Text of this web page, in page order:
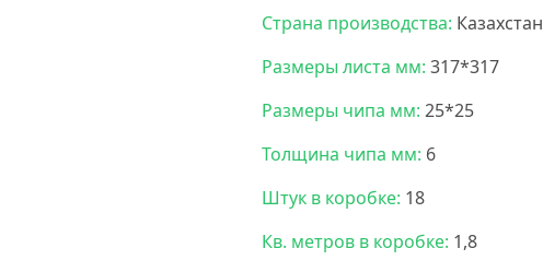
Страна производства: Казахстан
Размеры листа мм: 317*317
Размеры чипа мм: 25*25
Толщина чипа мм: 6
Штук в коробке: 18
Кв. метров в коробке: 1,8